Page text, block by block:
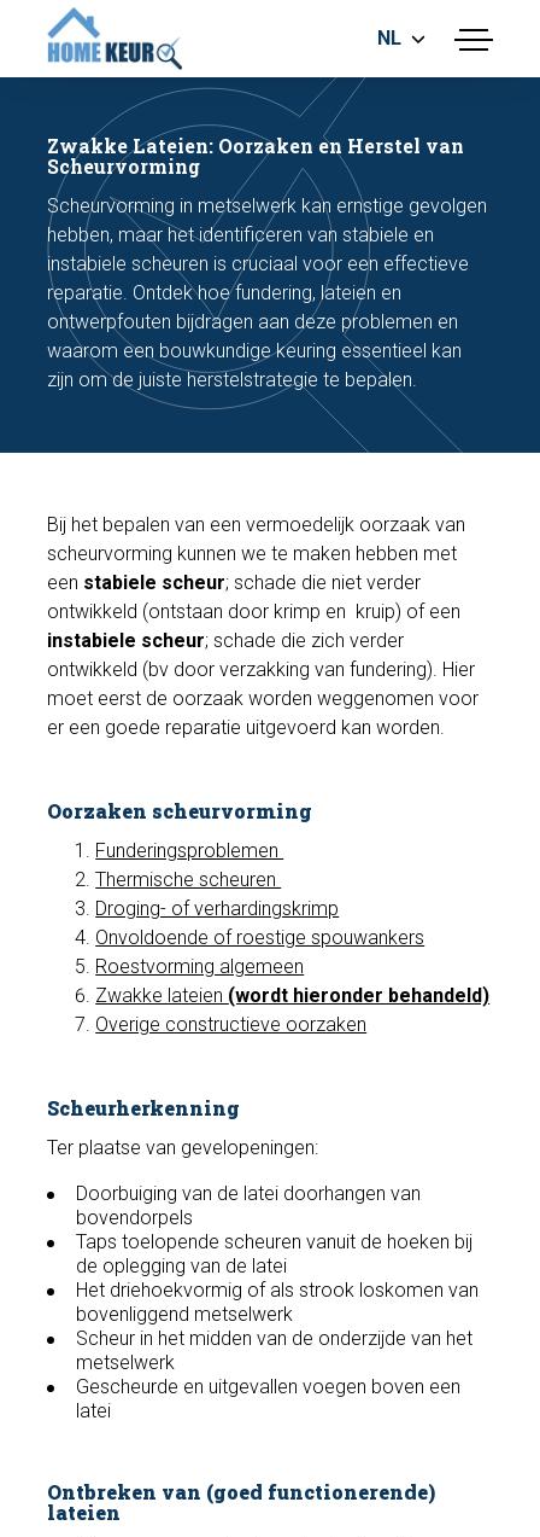
menu
BOUWKUNDIGE KEURING
ENERGIELABEL
MEETRAPPORT
FUNDERINGSRISICO ONDERZOEK
NL
Maak een afspraak
Zwakke Lateien: Oorzaken en Herstel van
Scheurvorming
Scheurvorming in metselwerk kan ernstige gevolgen
hebben, maar het identificeren van stabiele en
instabiele scheuren is cruciaal voor een effectieve
reparatie. Ontdek hoe fundering, lateien en
ontwerpfouten bijdragen aan deze problemen en
waarom een bouwkundige keuring essentieel kan
zijn om de juiste herstelstrategie te bepalen.
Bij het bepalen van een vermoedelijk oorzaak van
scheurvorming kunnen we te maken hebben met
een stabiele scheur; schade die niet verder
ontwikkeld (ontstaan door krimp en kruip) of een
instabiele scheur; schade die zich verder
ontwikkeld (bv door verzakking van fundering). Hier
moet eerst de oorzaak worden weggenomen voor
er een goede reparatie uitgevoerd kan worden.
Oorzaken scheurvorming
Funderingsproblemen
Thermische scheuren
Droging- of verhardingskrimp
Onvoldoende of roestige spouwankers
Roestvorming algemeen
Zwakke lateien (wordt hieronder behandeld)
Overige constructieve oorzaken
Scheurherkenning
Ter plaatse van gevelopeningen:
Doorbuiging van de latei doorhangen van
bovendorpels
Taps toelopende scheuren vanuit de hoeken bij
de oplegging van de latei
Het driehoekvormig of als strook loskomen van
bovenliggend metselwerk
Scheur in het midden van de onderzijde van het
metselwerk
Gescheurde en uitgevallen voegen boven een
latei
Ontbreken van (goed functionerende)
lateien